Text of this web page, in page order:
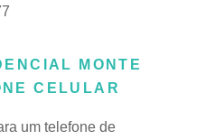
MONTE
CELULAR
um telefone de